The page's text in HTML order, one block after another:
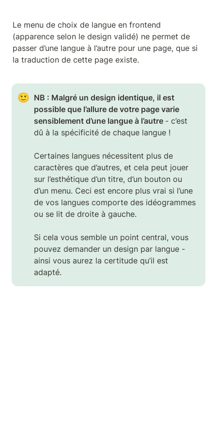
Le menu de choix de langue en frontend
(apparence selon le design validé) ne permet de
passer d’une langue à l’autre pour une page, que si
la traduction de cette page existe.
🙂 NB : Malgré un design identique, il est
possible que l’allure de votre page varie
sensiblement d’une langue à l’autre - c’est
dû à la spécificité de chaque langue !
Certaines langues nécessitent plus de
caractères que d’autres, et cela peut jouer
sur l’esthétique d’un titre, d’un bouton ou
d’un menu. Ceci est encore plus vrai si l’une
de vos langues comporte des idéogrammes
ou se lit de droite à gauche.
Si cela vous semble un point central, vous
pouvez demander un design par langue -
ainsi vous aurez la certitude qu’il est
adapté.